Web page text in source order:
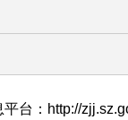
台：http://